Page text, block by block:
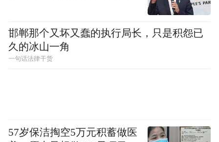
邯郸那个又坏又蠢的执行局长，只是积怨已
久的冰山一角
一句话法律干货
57岁保洁掏空5万元积蓄做医